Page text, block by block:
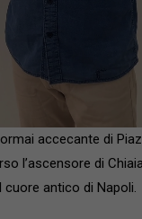
accecante di
l’ascensore di
cuore antico di Napoli.